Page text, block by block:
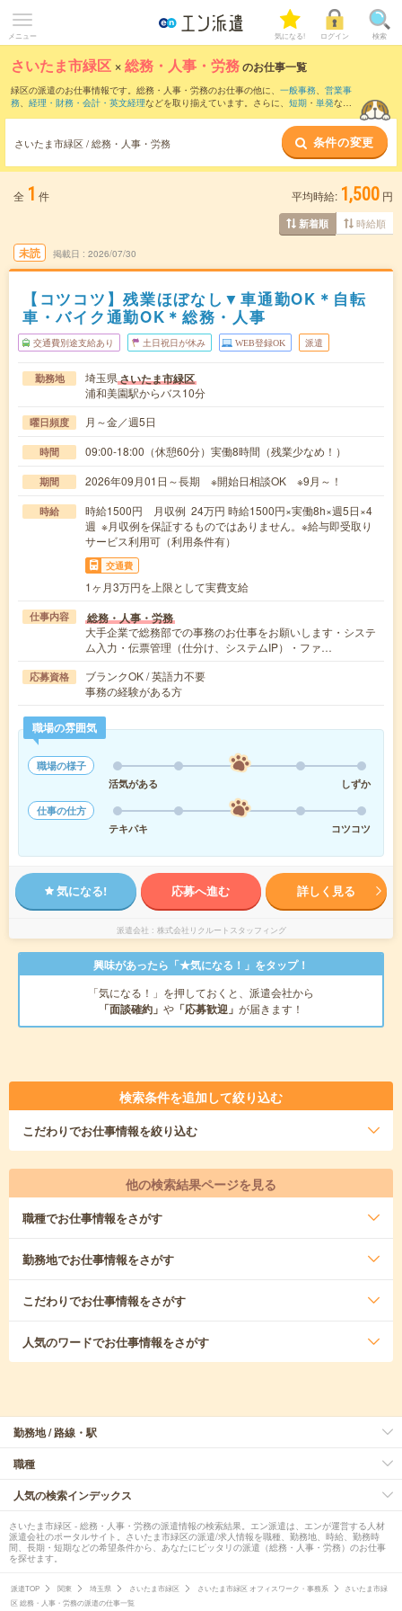
メニュー 気になる! ログイン 検索
さいたま市緑区 ×総務・人事・労務のお仕事一覧
緑区の派遣のお仕事情報です。総務・人事・労務のお仕事の他に、 一般事務、 営業事
務、 経理・財務・会計・英文経理などを取り揃えています。さらに、 短期 ・ 単発など
さいたま市緑区 / 総務・人事・労務 条件の変更
全 1 件 平均時給: 1,500 円
新着順 時給順
未読 掲載日 2026/07/30
【コツコツ】残業ほぼなし▼車通勤OK＊自転
車・バイク通勤OK＊総務・人事
交通費別途支給あり 土日祝日が休み WEB登録OK 派遣
勤務地 埼玉県さいたま市緑区
浦和美園駅からバス10分
曜日頻度 月～金／週5日
時間 09:00-18:00（休憩60分）実働8時間（残業少なめ！）
期間 2026年09月01日～長期 ※開始日相談OK ※9月～！
時給
時給1500円 月収例 24万円 時給1500円×実働8h×週5日×4
週 ※月収例を保証するものではありません。※給与即受取り
サービス利用可（利用条件有）
交通費
1ヶ月3万円を上限として実費支給
仕事内容 総務・人事・労務
大手企業で総務部での事務のお仕事をお願いします・システ
ム入力・伝票管理（仕分け、システムIP）・ファ…
応募資格
ブランクOK / 英語力不要
事務の経験がある方
職場の雰囲気
職場の様子
活気がある
しずか
仕事の仕方
テキパキ
コツコツ
気になる! 応募へ進む 詳しく見る
派遣会社 株式会社リクルートスタッフィング
興味があったら「★気になる！」をタップ！
「気になる！」を押しておくと、派遣会社から
「面談確約」 や 「応募歓迎」 が届きます！
検索条件を追加して絞り込む
こだわりでお仕事情報を絞り込む
他の検索結果ページを見る
職種でお仕事情報をさがす
勤務地でお仕事情報をさがす
こだわりでお仕事情報をさがす
人気のワードでお仕事情報をさがす
勤務地 / 路線・駅
職種
人気の検索インデックス
さいたま市緑区 - 総務・人事・労務の派遣情報の検索結果。エン派遣は、エンが運営する人材
派遣会社のポータルサイト。さいたま市緑区の派遣/求人情報を職種、勤務地、時給、勤務時
間、長期・短期などの希望条件から、あなたにピッタリの派遣（総務・人事・労務）のお仕事
を探せます。
派遣TOP 関東 埼玉県 さいたま市緑区 さいたま市緑区 オフィスワーク・事務系
さいたま市緑
区 総務・人事・労務の派遣の仕事一覧